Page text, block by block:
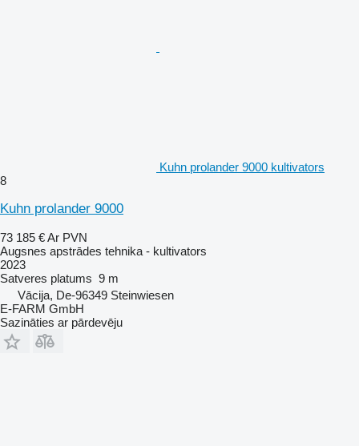
Kuhn prolander 9000 kultivators
8
Kuhn prolander 9000
73 185 €Ar PVN
Augsnes apstrādes tehnika - kultivators
2023
Satveres platums 9 m
Vācija, De-96349 Steinwiesen
E-FARM GmbH
Sazināties ar pārdevēju